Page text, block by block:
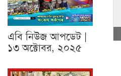
এবি নিউজ আপডেট |
১৩ অক্টোবর, ২০২৫